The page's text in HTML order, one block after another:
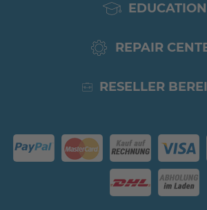
EDUCATION
REPAIR
RESELLER